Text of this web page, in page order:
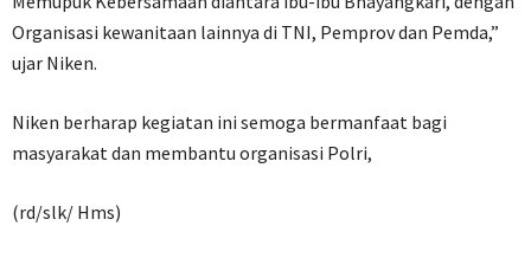
Organisasi kewanitaan lainnya di TNI, Pemprov dan Pemda,”
ujar Niken.
Niken berharap kegiatan ini semoga bermanfaat bagi
masyarakat dan membantu organisasi Polri,
(rd/slk/ Hms)